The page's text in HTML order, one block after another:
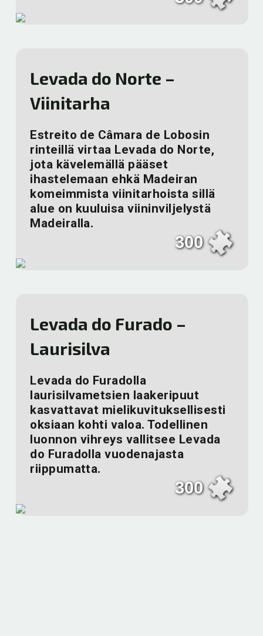
Levada do Norte –
Viinitarha
Estreito de Câmara de Lobosin
rinteillä virtaa Levada do Norte,
jota kävelemällä pääset
ihastelemaan ehkä Madeiran
komeimmista viinitarhoista sillä
alue on kuuluisa viininviljelystä
Madeiralla.
300
Levada do Furado –
Laurisilva
Levada do Furadolla
laurisilvametsien laakeripuut
kasvattavat mielikuvituksellisesti
oksiaan kohti valoa. Todellinen
luonnon vihreys vallitsee Levada
do Furadolla vuodenajasta
riippumatta.
300